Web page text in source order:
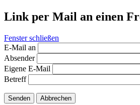
Link per Mail an einen
Fenster schließen
E-Mail an
Absender
Eigene E-Mail
Betreff
Senden Abbrechen